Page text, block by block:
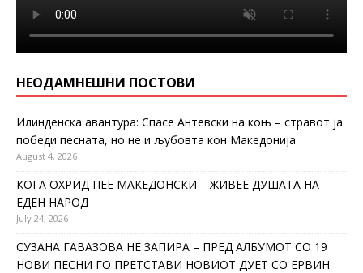
НЕОДАМНЕШНИ ПОСТОВИ
Илинденска авантура: Спасе Антевски на коњ – стравот ја
победи песната, но не и љубовта кон Македонија
August 4, 2026
КОГА ОХРИД ПЕЕ МАКЕДОНСКИ – ЖИВЕЕ ДУШАТА НА
ЕДЕН НАРОД
July 24, 2026
СУЗАНА ГАВАЗОВА НЕ ЗАПИРА – ПРЕД АЛБУМОТ СО 19
НОВИ ПЕСНИ ГО ПРЕТСТАВИ НОВИОТ ДУЕТ СО ЕРВИН